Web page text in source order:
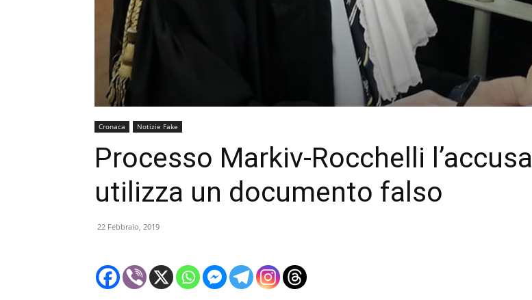
Cronaca Notizie Fake
Processo Markiv-Rocchelli l’accusa
utilizza un documento falso
22 Febbraio, 2019